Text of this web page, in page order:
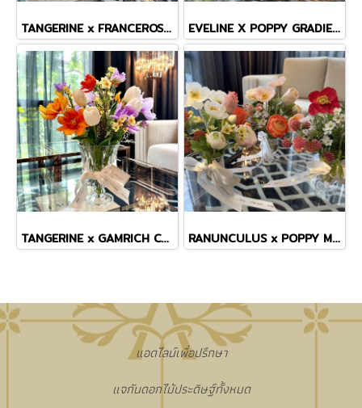
TANGERINE x FRANCEROSE COSMOS TINY MASTERPIECE VASE EVELINE X POPPY GRADIENT VASE
TANGERINE x GAMRICH COSMOS TINY MASTERPIECE VASE RANUNCULUS x POPPY MINI VASE
แอดไลน์เพื่อปรึกษา
แจกันดอกไม้ประดิษฐ์ทั้งหมด